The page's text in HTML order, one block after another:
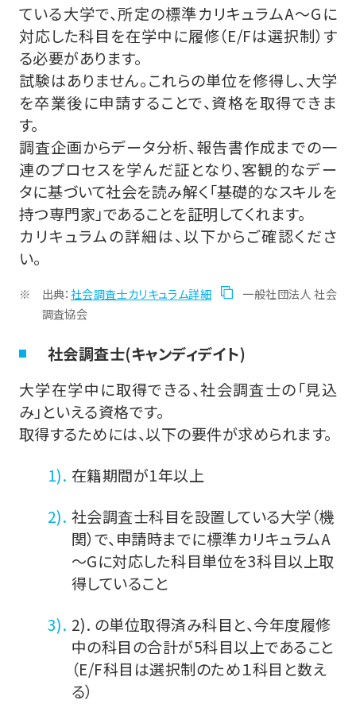
ている大学で、所定の標準カリキュラムA～Gに
対応した科目を在学中に履修（E/Fは選択制）す
る必要があります。
試験はありません。これらの単位を修得し、大学
を卒業後に申請することで、資格を取得できま
す。
調査企画からデータ分析、報告書作成までの一
連のプロセスを学んだ証となり、客観的なデー
タに基づいて社会を読み解く「基礎的なスキルを
持つ専門家」であることを証明してくれます。
カリキュラムの詳細は、以下からご確認くださ
い。
出典：社会調査士カリキュラム詳細
一般社団法人 社会
調査協会
社会調査士(キャンディデイト)
大学在学中に取得できる、社会調査士の「見込
み」といえる資格です。
取得するためには、以下の要件が求められます。
在籍期間が1年以上
社会調査士科目を設置している大学（機
関）で、申請時までに標準カリキュラムA
～Gに対応した科目単位を3科目以上取
得していること
2). の単位取得済み科目と、今年度履修
中の科目の合計が5科目以上であること
（E/F科目は選択制のため１科目と数え
る）